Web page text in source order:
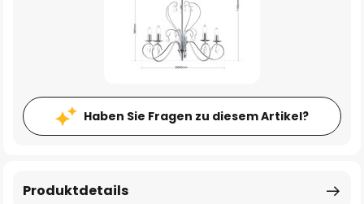
Haben Sie Fragen zu diesem Artikel?
Produktdetails